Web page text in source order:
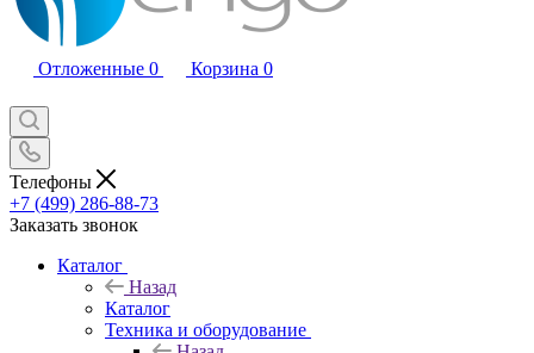
Отложенные 0 Корзина 0
Телефоны
+7 (499) 286-88-73
Заказать звонок
Каталог
Назад
Каталог
Техника и оборудование